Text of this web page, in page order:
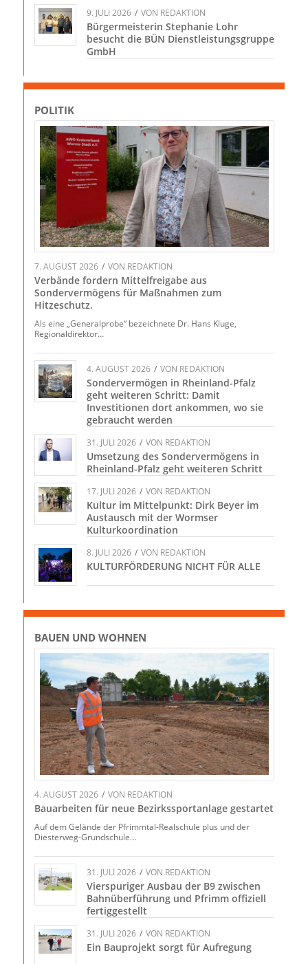
9. JULI 2026 / VON REDAKTION
Bürgermeisterin Stephanie Lohr
besucht die BÜN Dienstleistungsgruppe
GmbH
POLITIK
7. AUGUST 2026 / VON REDAKTION
Verbände fordern Mittelfreigabe aus
Sondervermögens für Maßnahmen zum
Hitzeschutz.
Als eine „Generalprobe“ bezeichnete Dr. Hans Kluge,
Regionaldirektor…
4. AUGUST 2026 / VON REDAKTION
Sondervermögen in Rheinland-Pfalz
geht weiteren Schritt: Damit
Investitionen dort ankommen, wo sie
gebraucht werden
31. JULI 2026 / VON REDAKTION
Umsetzung des Sondervermögens in
Rheinland-Pfalz geht weiteren Schritt
17. JULI 2026 / VON REDAKTION
Kultur im Mittelpunkt: Dirk Beyer im
Austausch mit der Wormser
Kulturkoordination
8. JULI 2026 / VON REDAKTION
KULTURFÖRDERUNG NICHT FÜR ALLE
BAUEN UND WOHNEN
4. AUGUST 2026 / VON REDAKTION
Bauarbeiten für neue Bezirkssportanlage gestartet
Auf dem Gelände der Pfrimmtal-Realschule plus und der
Diesterweg-Grundschule…
31. JULI 2026 / VON REDAKTION
Vierspuriger Ausbau der B9 zwischen
Bahnüberführung und Pfrimm offiziell
fertiggestellt
31. JULI 2026 / VON REDAKTION
Ein Bauprojekt sorgt für Aufregung